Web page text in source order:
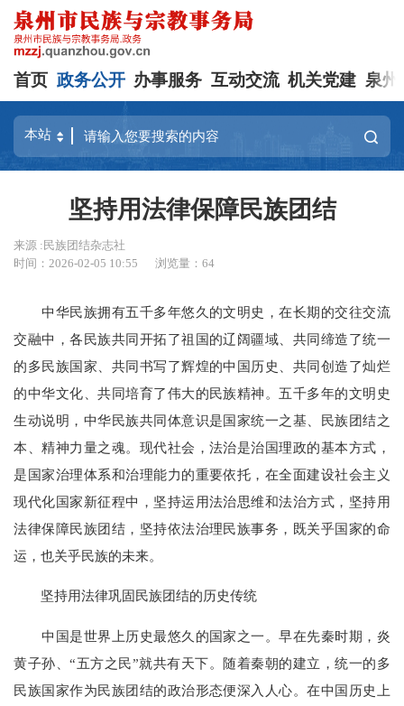
首页 政务公开 办事服务 互动交流 机关党建 泉州
坚持用法律保障民族团结
来源 :民族团结杂志社
时间：2026-02-05 10:55
浏览量：64
中华民族拥有五千多年悠久的文明史，在长期的交往交流
交融中，各民族共同开拓了祖国的辽阔疆域、共同缔造了统一
的多民族国家、共同书写了辉煌的中国历史、共同创造了灿烂
的中华文化、共同培育了伟大的民族精神。五千多年的文明史
生动说明，中华民族共同体意识是国家统一之基、民族团结之
本、精神力量之魂。现代社会，法治是治国理政的基本方式，
是国家治理体系和治理能力的重要依托，在全面建设社会主义
现代化国家新征程中，坚持运用法治思维和法治方式，坚持用
法律保障民族团结，坚持依法治理民族事务，既关乎国家的命
运，也关乎民族的未来。
坚持用法律巩固民族团结的历史传统
中国是世界上历史最悠久的国家之一。早在先秦时期，炎
黄子孙、“五方之民”就共有天下。随着秦朝的建立，统一的多
民族国家作为民族团结的政治形态便深入人心。在中国历史上